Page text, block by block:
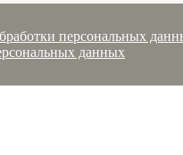
персональных
данных